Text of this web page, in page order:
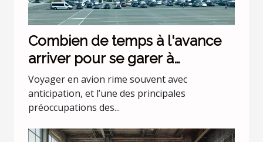
Combien de temps à l'avance
arriver pour se garer à
l'aéroport Lyon Saint Exupéry ?
Voyager en avion rime souvent avec
anticipation, et l’une des principales
préoccupations des...